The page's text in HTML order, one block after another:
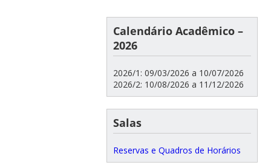
Calendário Acadêmico –
2026
2026/1: 09/03/2026 a 10/07/2026
2026/2: 10/08/2026 a 11/12/2026
Salas
Reservas e Quadros de Horários